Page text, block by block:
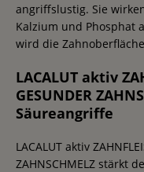
angriffslustig. Sie
Kalzium und Phosphat
wird die
LACALUT aktiv
GESUNDER
Säureangriffe
LACALUT aktiv
ZAHNSCHMELZ stärkt